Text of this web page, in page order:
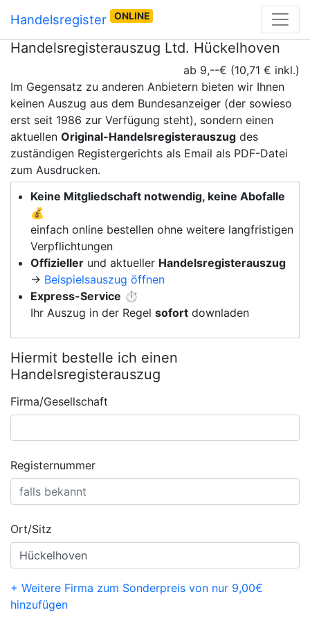
Handelsregister ONLINE
Handelsregisterauszug Ltd. Hückelhoven
ab 9,--€ (10,71 € inkl.)
Im Gegensatz zu anderen Anbietern bieten wir Ihnen
keinen Auszug aus dem Bundesanzeiger (der sowieso
erst seit 1986 zur Verfügung steht), sondern einen
aktuellen Original-Handelsregisterauszug des
zuständigen Registergerichts als Email als PDF-Datei
zum Ausdrucken.
Keine Mitgliedschaft notwendig, keine Abofalle
💰
einfach online bestellen ohne weitere langfristigen
Verpflichtungen
Offizieller und aktueller Handelsregisterauszug
→ Beispielsauszug öffnen
Express-Service ⏱️
Ihr Auszug in der Regel sofort downladen
Hiermit bestelle ich einen
Handelsregisterauszug
Firma/Gesellschaft
Registernummer
Ort/Sitz
+ Weitere Firma zum Sonderpreis von nur 9,00€
hinzufügen